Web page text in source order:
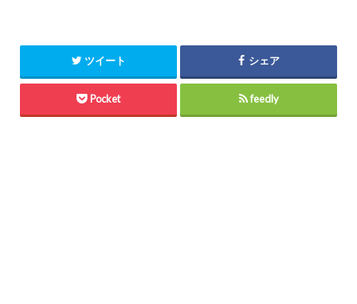
ツイート シェア
Pocket feedly